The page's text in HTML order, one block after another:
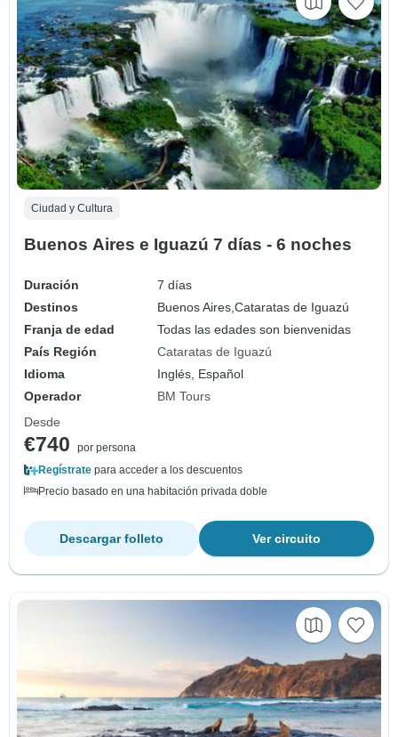
Ciudad y Cultura
Buenos Aires e Iguazú 7 días - 6 noches
Duración
7 días
Destinos
Buenos Aires,Cataratas de Iguazú
Franja de edad
Todas las edades son bienvenidas
País Región
Cataratas de Iguazú
Idioma
Inglés, Español
Operador
BM Tours
Desde
€740
por persona
Regístrate para acceder a los descuentos
Precio basado en una habitación privada doble
Ver circuito
Descargar folleto